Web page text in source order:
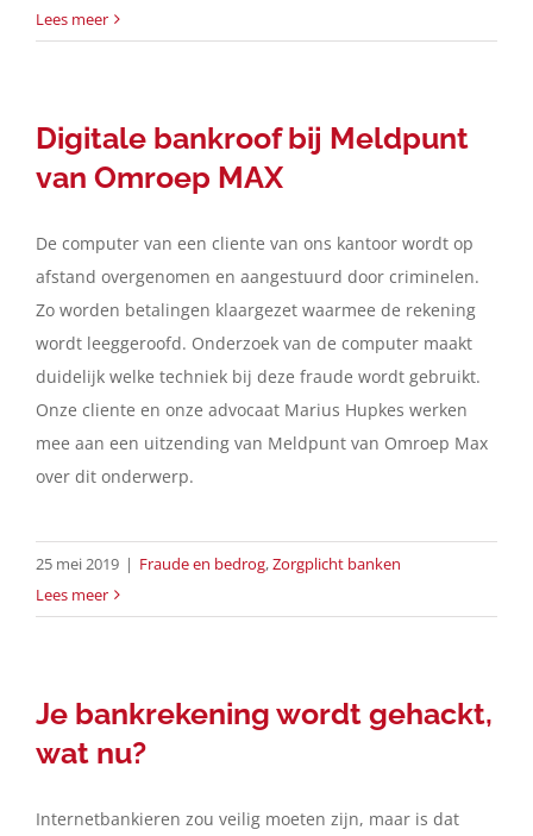
Lees meer
Digitale bankroof bij Meldpunt
van Omroep MAX
De computer van een cliente van ons kantoor wordt op
afstand overgenomen en aangestuurd door criminelen.
Zo worden betalingen klaargezet waarmee de rekening
wordt leeggeroofd. Onderzoek van de computer maakt
duidelijk welke techniek bij deze fraude wordt gebruikt.
Onze cliente en onze advocaat Marius Hupkes werken
mee aan een uitzending van Meldpunt van Omroep Max
over dit onderwerp.
25 mei 2019 | Fraude en bedrog,Zorgplicht banken
Lees meer
Je bankrekening wordt gehackt,
wat nu?
Internetbankieren zou veilig moeten zijn, maar is dat